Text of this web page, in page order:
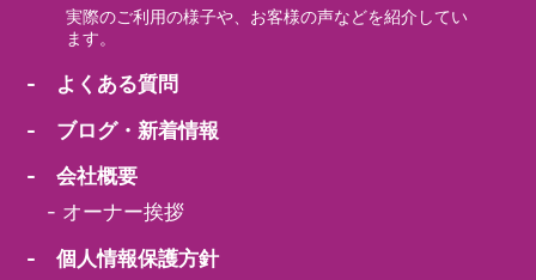
実際のご利用の様子や、お客様の声などを紹介してい
ます。
- よくある質問
- ブログ・新着情報
- 会社概要
- オーナー挨拶
- 個人情報保護方針